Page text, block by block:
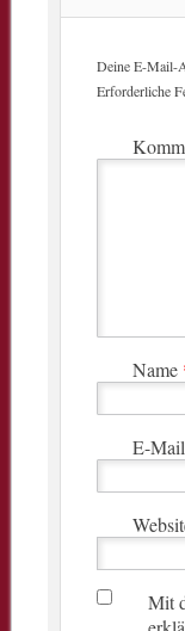
Deine E-Mail-
Erforderliche
Name
E-
Mit